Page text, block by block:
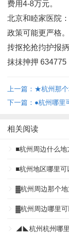
费用4-8万元‌。
北京和睦家医院‌
政策可能更严格‌。
抟抠抡抢抣护报
抹抺抻押 634775
上一篇：★杭州那
下一篇：●杭州哪里
相关阅读
■杭州周边什么
■杭州地区哪里
▓杭州周边那个
▓杭州周边哪里
◢◣杭州杭州哪